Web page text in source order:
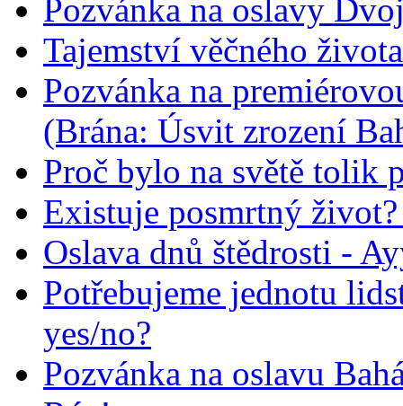
Pozvánka na oslavy
Tajemství věčného života
Pozvánka na
(Brána: Úsvit zrození
Proč bylo na světě tolik
Existuje posmrtný
Oslava dnů štědrosti -
Potřebujeme jednotu
yes/no?
Pozvánka na oslavu